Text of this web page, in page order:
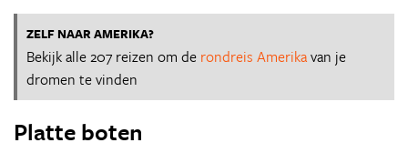
ZELF NAAR AMERIKA?
Bekijk alle 207 reizen om de rondreis Amerikavan je
dromen te vinden
Platte boten